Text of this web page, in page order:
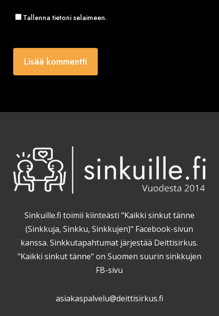
Tallenna tietoni selaimeen.
Sinkuille.fi toimii kiinteästi "Kaikki sinkut tänne
(Sinkkuja, Sinkku, Sinkkujen)" Facebook-sivun
kanssa. Sinkkutapahtumat järjestää Deittisirkus.
"Kaikki sinkut tänne" on Suomen suurin sinkkujen
FB-sivu
asiakaspalvelu@deittisirkus.fi